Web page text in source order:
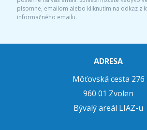
písomne, emailom alebo kliknutím na odkaz z
informačného emailu.
ADRESA
Môťovská cesta 276
960 01 Zvolen
Bývalý areál LIAZ-u